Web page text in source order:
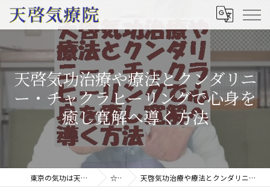
天啓気功治療や療法とクンダリニ
ー・チャクラヒーリングで心身を
癒し寛解へ導く方法
東京の気功は天啓気療院(天啓気功療法治療院) ☆コラム 天啓気功治療や療法とクンダリニー・チャクラヒーリングで心身を癒し寛解へ導く方法